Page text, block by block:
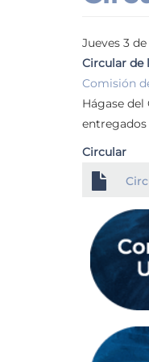
Jueves 3
Circular de
Comisión
Hágase
entregados
Circular